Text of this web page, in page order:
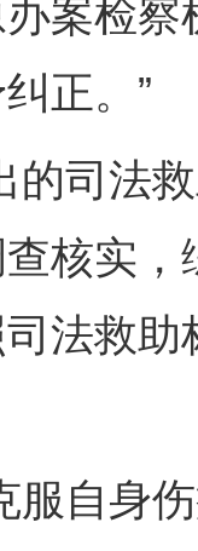
案检
正。”
司法救
核实
法救
自身伤